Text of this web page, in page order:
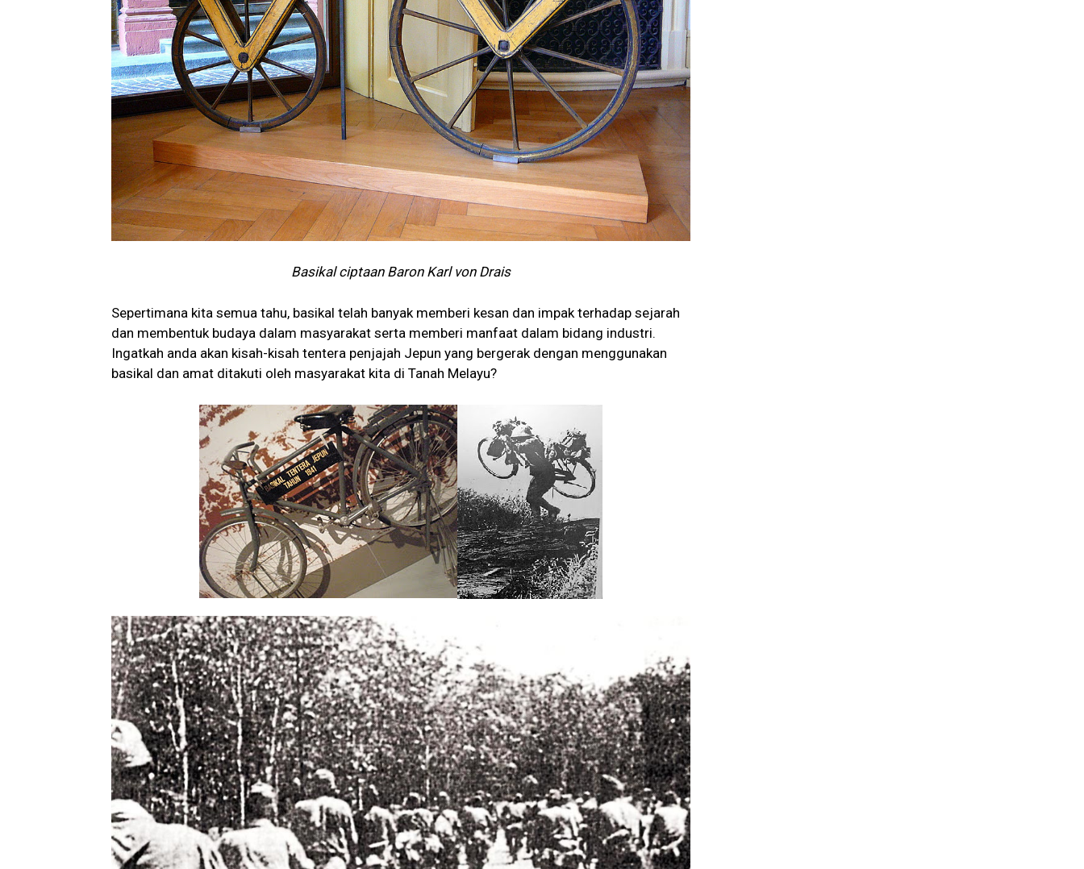
Basikal ciptaan Baron Karl von Drais
Sepertimana kita semua tahu, basikal telah banyak memberi kesan dan impak terhadap sejarah
dan membentuk budaya dalam masyarakat serta memberi manfaat dalam bidang industri.
Ingatkah anda akan kisah-kisah tentera penjajah Jepun yang bergerak dengan menggunakan
basikal dan amat ditakuti oleh masyarakat kita di Tanah Melayu?